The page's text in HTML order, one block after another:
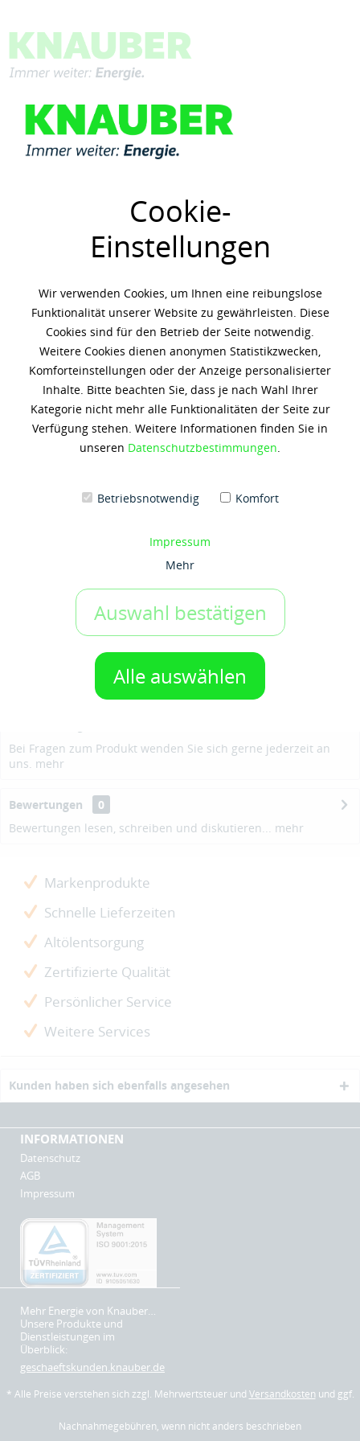
Cookie-
Einstellungen
Wir verwenden Cookies, um Ihnen eine reibungslose
Funktionalität unserer Website zu gewährleisten. Diese
Cookies sind für den Betrieb der Seite notwendig.
Weitere Cookies dienen anonymen Statistikzwecken,
Komforteinstellungen oder der Anzeige personalisierter
Inhalte. Bitte beachten Sie, dass je nach Wahl Ihrer
Kategorie nicht mehr alle Funktionalitäten der Seite zur
Verfügung stehen. Weitere Informationen finden Sie in
unseren Datenschutzbestimmungen.
Betriebsnotwendig Komfort
Impressum
Mehr
Auswahl bestätigen
Alle auswählen
Menü
Übersicht Mobil
MOBILGEAR 600 XP 68
106,00 € * (5,30 € / 1 Liter)
Inhalt: 20 Liter
x5922
IN DEN WARENKORB
Auf den Merkzettel
Bei Fragen zum Produkt wenden Sie sich gerne jederzeit an
uns. mehr
Bewertungen
0
Bewertungen lesen, schreiben und diskutieren... mehr
Markenprodukte
Schnelle Lieferzeiten
Altölentsorgung
Zertifizierte Qualität
Persönlicher Service
Weitere Services
Kunden haben sich ebenfalls angesehen
INFORMATIONEN
Datenschutz
AGB
Impressum
Mehr Energie von Knauber…
Unsere Produkte und
Dienstleistungen im
Überblick:
geschaeftskunden.knauber.de
* Alle Preise verstehen sich zzgl. Mehrwertsteuer und Versandkosten und ggf.
Nachnahmegebühren, wenn nicht anders beschrieben